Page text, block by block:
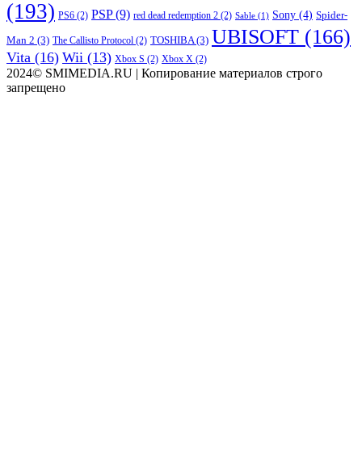
(193) PS6 (2) PSP(9) red dead redemption 2 (2) Sable (1) Sony (4) Spider-
Man 2 (3) The Callisto Protocol (2) TOSHIBA(3) UBISOFT (166)
Vita (16) Wii (13) Xbox S (2) Xbox X (2)
2024© SMIMEDIA.RU | Копирование материалов строго
запрещено